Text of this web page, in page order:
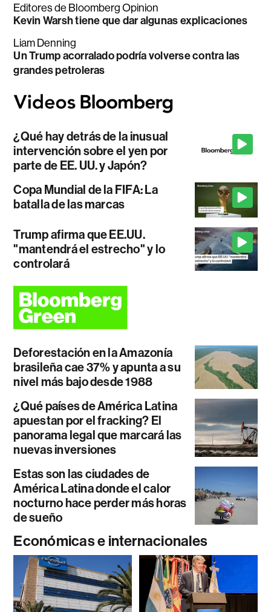
Editores de Bloomberg Opinion
Kevin Warsh tiene que dar algunas explicaciones
Liam Denning
Un Trump acorralado podría volverse contra las
grandes petroleras
¿Qué hay detrás de la inusual
intervención sobre el yen por
parte de EE. UU. y Japón?
Copa Mundial de la FIFA: La
batalla de las marcas
Trump afirma que EE.UU.
"mantendrá el estrecho" y lo
controlará
Deforestación en la Amazonía
brasileña cae 37% y apunta a su
nivel más bajo desde 1988
¿Qué países de América Latina
apuestan por el fracking? El
panorama legal que marcará las
nuevas inversiones
Estas son las ciudades de
América Latina donde el calor
nocturno hace perder más horas
de sueño
Económicas e internacionales